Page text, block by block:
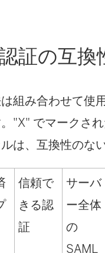
証の互換
組み合わせて使
"X" でマークさ
は、互換性のな
信頼で
きる認
証
サーバ
ー全体
の
SAML